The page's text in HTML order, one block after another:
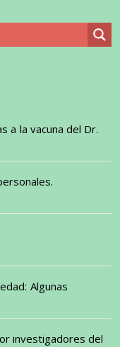
a la vacuna del Dr.
Algunas
investigadores del